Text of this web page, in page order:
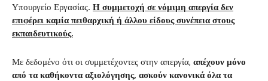
Υπουργείο Εργασίας. Η συμμετοχή σε νόμιμη απεργία δεν
επιφέρει καμία πειθαρχική ή άλλου είδους συνέπεια στους
εκπαιδευτικούς.
Με δεδομένο ότι οι συμμετέχοντες στην απεργία, απέχουν μόνο
από τα καθήκοντα αξιολόγησης, ασκούν κανονικά όλα τα